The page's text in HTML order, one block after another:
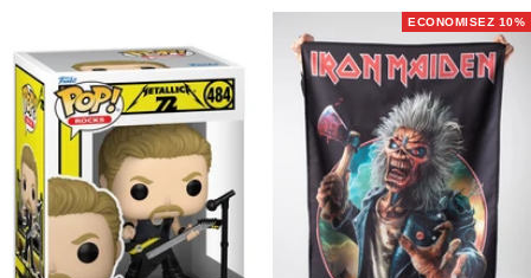
venteECONOMISEZ 10%